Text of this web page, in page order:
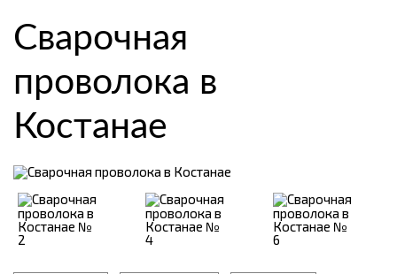
Сварочная
проволока в
Костанае